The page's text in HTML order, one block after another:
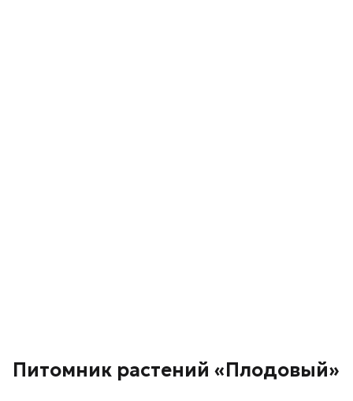
Питомник растений «Плодовый»